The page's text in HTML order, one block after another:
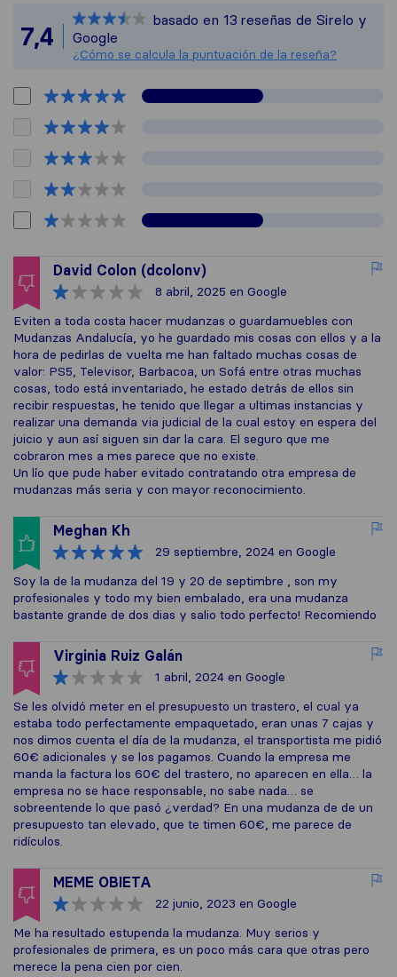
Todas las
7,4
basado en 13 reseñas de Sirelo y
Google
¿Cómo se calcula la puntuación de la reseña?
David Colon (dcolonv)
8 abril, 2025 en Google
Eviten a toda costa hacer mudanzas o guardamuebles con
Mudanzas Andalucía, yo he guardado mis cosas con ellos y a la
hora de pedirlas de vuelta me han faltado muchas cosas de
valor: PS5, Televisor, Barbacoa, un Sofá entre otras muchas
cosas, todo está inventariado, he estado detrás de ellos sin
recibir respuestas, he tenido que llegar a ultimas instancias y
realizar una demanda via judicial de la cual estoy en espera del
juicio y aun así siguen sin dar la cara. El seguro que me
cobraron mes a mes parece que no existe.
Un lío que pude haber evitado contratando otra empresa de
mudanzas más seria y con mayor reconocimiento.
Meghan Kh
29 septiembre, 2024 en Google
Soy la de la mudanza del 19 y 20 de septimbre , son my
profesionales y todo my bien embalado, era una mudanza
bastante grande de dos dias y salio todo perfecto! Recomiendo
Virginia Ruiz Galán
1 abril, 2024 en Google
Se les olvidó meter en el presupuesto un trastero, el cual ya
estaba todo perfectamente empaquetado, eran unas 7 cajas y
nos dimos cuenta el día de la mudanza, el transportista me pidió
60€ adicionales y se los pagamos. Cuando la empresa me
manda la factura los 60€ del trastero, no aparecen en ella… la
empresa no se hace responsable, no sabe nada… se
sobreentende lo que pasó ¿verdad? En una mudanza de de un
presupuesto tan elevado, que te timen 60€, me parece de
ridículos.
MEME OBIETA
22 junio, 2023 en Google
Me ha resultado estupenda la mudanza. Muy serios y
profesionales de primera, es un poco más cara que otras pero
merece la pena cien por cien.